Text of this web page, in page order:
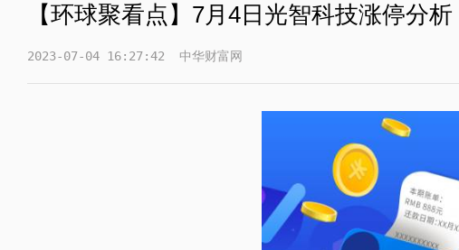
【环球聚看点】7月4日光智科技涨停分
2023-07-04 16:27:42 中华财富网